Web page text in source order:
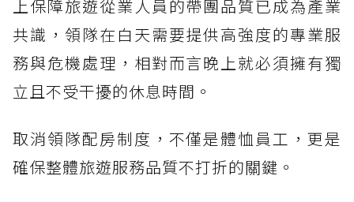
上保障旅遊從業人員的帶團品質已成為產業
共識，領隊在白天需要提供高強度的專業服
務與危機處理，相對而言晚上就必須擁有獨
立且不受干擾的休息時間。
取消領隊配房制度，不僅是體恤員工，更是
確保整體旅遊服務品質不打折的關鍵。